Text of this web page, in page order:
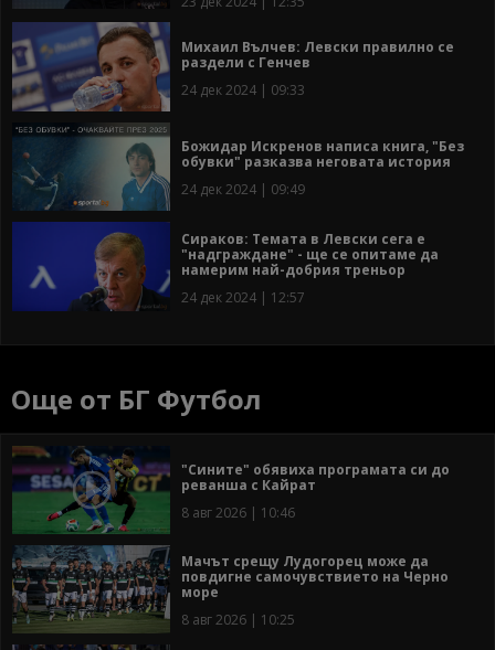
Михаил Вълчев: Левски правилно се
раздели с Генчев
24 дек 2024 | 09:33
Божидар Искренов написа книга, "Без
обувки" разказва неговата история
24 дек 2024 | 09:49
Сираков: Темата в Левски сега е
"надграждане" - ще се опитаме да
намерим най-добрия треньор
24 дек 2024 | 12:57
Още от БГ Футбол
"Сините" обявиха програмата си до
реванша с Кайрат
8 авг 2026 | 10:46
Мачът срещу Лудогорец може да
повдигне самочувствието на Черно
море
8 авг 2026 | 10:25